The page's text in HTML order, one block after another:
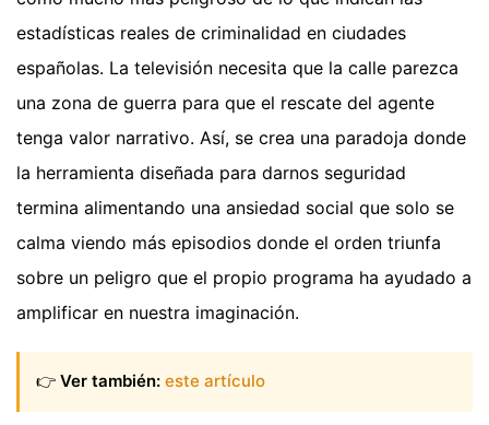
estadísticas reales de criminalidad en ciudades
españolas. La televisión necesita que la calle parezca
una zona de guerra para que el rescate del agente
tenga valor narrativo. Así, se crea una paradoja donde
la herramienta diseñada para darnos seguridad
termina alimentando una ansiedad social que solo se
calma viendo más episodios donde el orden triunfa
sobre un peligro que el propio programa ha ayudado a
amplificar en nuestra imaginación.
👉 Ver también: este artículo